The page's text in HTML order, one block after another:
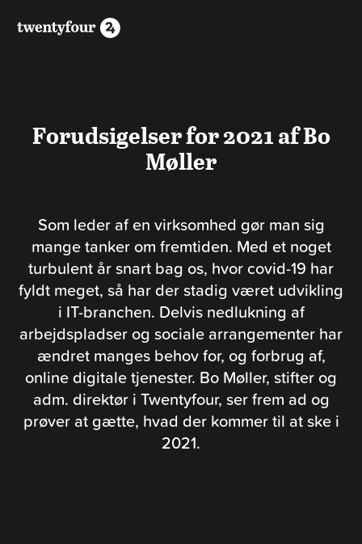
Forudsigelser for 2021 af Bo
Møller
Som leder af en virksomhed gør man sig
mange tanker om fremtiden. Med et noget
turbulent år snart bag os, hvor covid-19 har
fyldt meget, så har der stadig været udvikling
i IT-branchen. Delvis nedlukning af
arbejdspladser og sociale arrangementer har
ændret manges behov for, og forbrug af,
online digitale tjenester. Bo Møller, stifter og
adm. direktør i Twentyfour, ser frem ad og
prøver at gætte, hvad der kommer til at ske i
2021.